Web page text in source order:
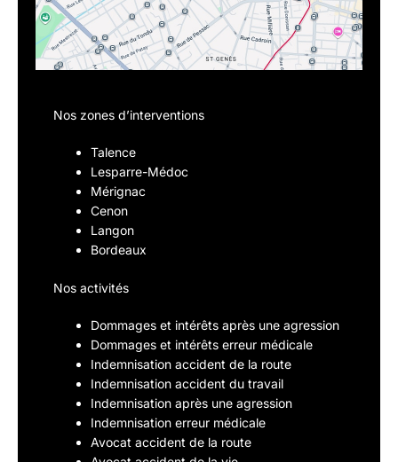
Nos zones d’interventions
Talence
Lesparre-Médoc
Mérignac
Cenon
Langon
Bordeaux
Nos activités
Dommages et intérêts après une agression
Dommages et intérêts erreur médicale
Indemnisation accident de la route
Indemnisation accident du travail
Indemnisation après une agression
Indemnisation erreur médicale
Avocat accident de la route